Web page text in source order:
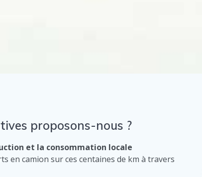
proposons-nous ?
et la consommation locale
en camion sur ces centaines de km à travers